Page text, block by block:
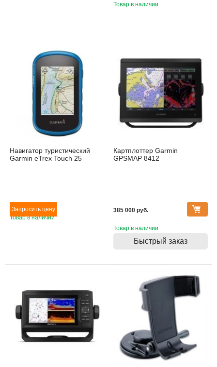
Товар в наличии
Навигатор туристический
Garmin eTrex Touch 25
Товар в наличии
Картплоттер Garmin
GPSMAP 8412
385 000 pуб.
Товар в наличии
Быстрый заказ